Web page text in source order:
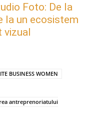
Foto: De la
la un ecosistem
vizual
BUSINESS WOMEN
antreprenoriatului